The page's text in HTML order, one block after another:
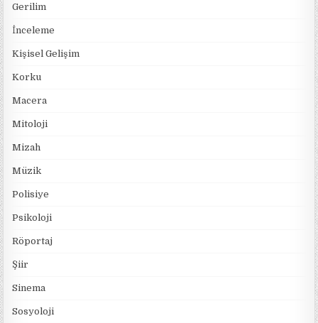
Gerilim
İnceleme
Kişisel Gelişim
Korku
Macera
Mitoloji
Mizah
Müzik
Polisiye
Psikoloji
Röportaj
Şiir
Sinema
Sosyoloji